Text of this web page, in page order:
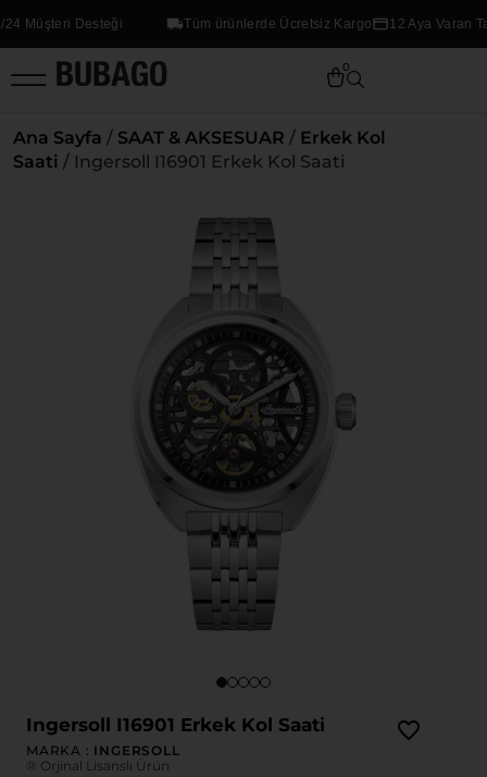
Desteği Tüm ürünlerde Ücretsiz Kargo 12 Aya Varan
0
Ana Sayfa / SAAT & AKSESUAR / Erkek Kol
Saati / Ingersoll I16901 Erkek Kol Saati
Ingersoll I16901 Erkek Kol Saati
MARKA : INGERSOLL
® Orjinal Lisanslı Ürün